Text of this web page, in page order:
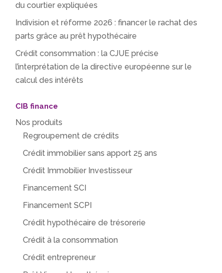
du courtier expliquées
Indivision et réforme 2026 : financer le rachat des
parts grâce au prêt hypothécaire
Crédit consommation : la CJUE précise
l’interprétation de la directive européenne sur le
calcul des intérêts
CIB finance
Nos produits
Regroupement de crédits
Crédit immobilier sans apport 25 ans
Crédit Immobilier Investisseur
Financement SCI
Financement SCPI
Crédit hypothécaire de trésorerie
Crédit à la consommation
Crédit entrepreneur